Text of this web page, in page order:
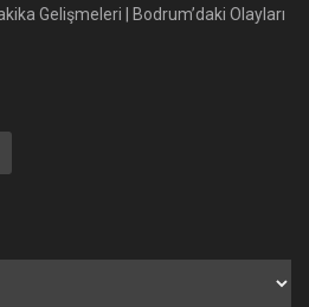
Gelişmeleri | Bodrum’daki Olayları